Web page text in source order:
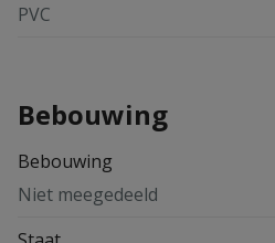
PVC
Bebouwing
Bebouwing
Niet meegedeeld